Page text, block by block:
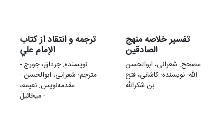
ترجمه و انتقاد از کتاب
الإمام علي
نویسنده: جرداق، جورج -
مترجم: شعرانی، ابوالحسن -
مقدمه‌نويس: نعیمه،
میخائیل -
تفسیر خلاصه منهج
الصادقین
مصحح: شعرانی، ابوالحسن
- نویسنده: کاشانی، فتح‌‎الله
بن شکرالله